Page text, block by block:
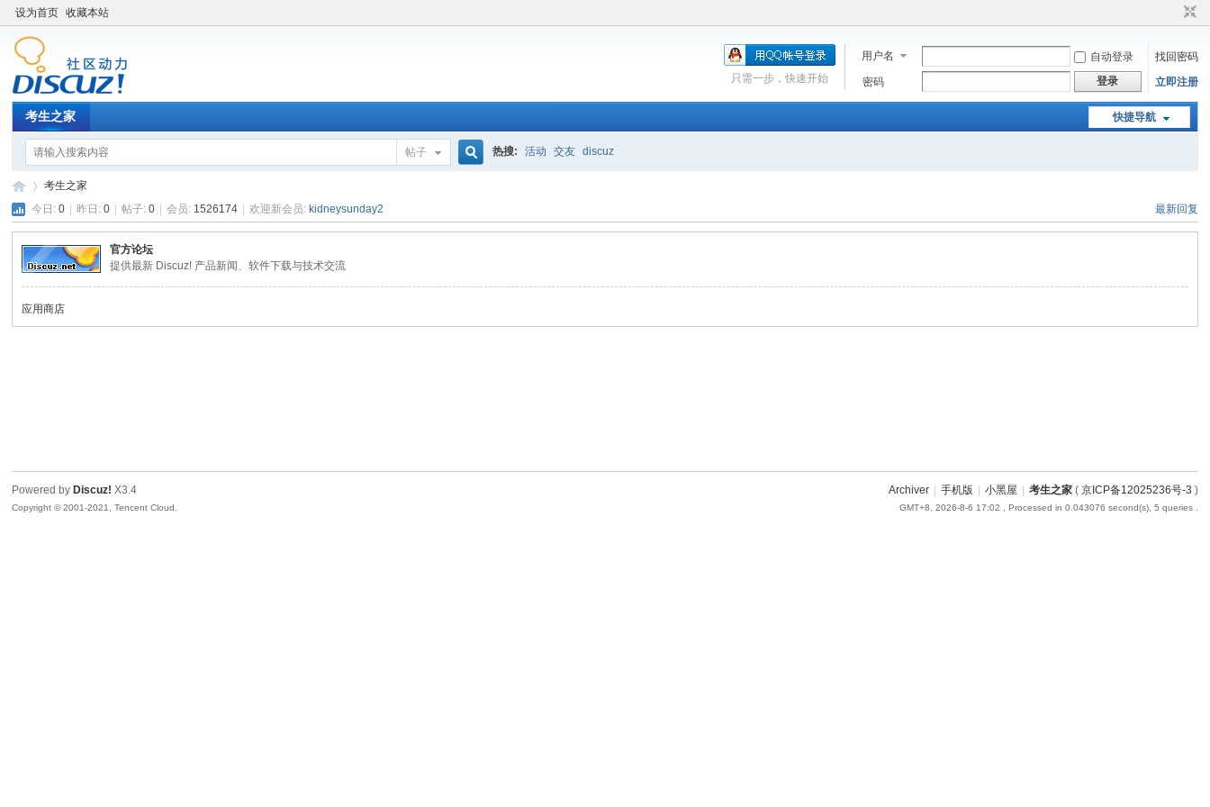
设为首页 收藏本站
用户名 自动登录
找回密码
密码
登录 立即注册
只需一步，快速开始
快捷导航
考生之家
帖子 热搜: 活动 交友 discuz
»
考生之家
今日:0 昨日:0 帖子:0 会员: 1526174 欢迎新会员: kidneysunday2 最新回复
官方论坛
提供最新 Discuz! 产品新闻、软件下载与技术交流
应用商店
Archiver 手机版 小黑屋 考生之家( 京ICP备12025236号-3 )
GMT+8, 2026-8-6 17:02 , Processed in 0.043076 second(s), 5 queries .
Powered by Discuz! X3.4
Copyright © 2001-2021, Tencent Cloud.